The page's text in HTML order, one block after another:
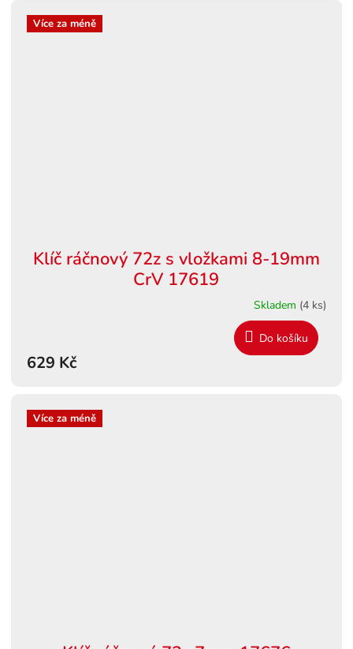
Více za méně
Klíč ráčnový 72z s vložkami 8-19mm
CrV 17619
Skladem (4 ks)
629 Kč
Do košíku
Více za méně